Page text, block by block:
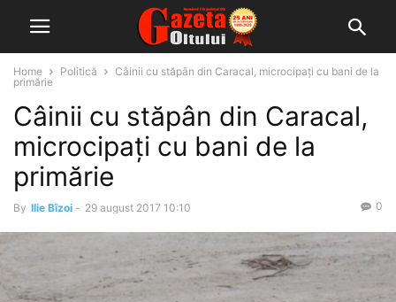
Home Politică
Câinii cu stăpân din Caracal, microcipaţi cu bani de la
primărie
Câinii cu stăpân din Caracal,
microcipaţi cu bani de la
primărie
By Ilie Bîzoi - 29 august 2017 10:10 0